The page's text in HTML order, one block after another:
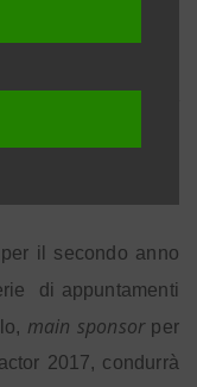
al pubblico a
il secondo anno
di appuntamenti
main sponsor per
2017, condurrà